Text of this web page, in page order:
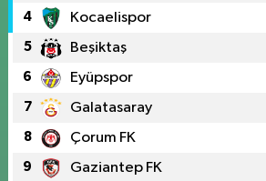
4 Kocaelispor
5 Beşiktaş
6 Eyüpspor
7 Galatasaray
8 Çorum FK
9 Gaziantep FK